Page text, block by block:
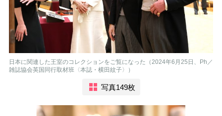
日本に関連した王室のコレクションをご覧になった（2024年6月25日、Ph／
雑誌協会英国同行取材班〈本誌・横田紋子〉）
写真149枚